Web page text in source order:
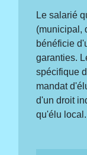
Le salarié
(municipal,
bénéficie
garanties.
spécifique
mandat
d'un droit
qu'élu local.